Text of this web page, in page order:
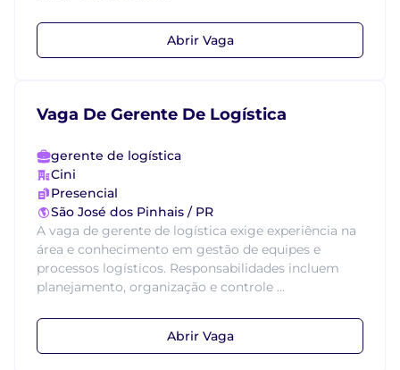
Abrir Vaga
Vaga De Gerente De Logística
gerente de logística
Cini
Presencial
São José dos Pinhais / PR
A vaga de gerente de logística exige experiência na
área e conhecimento em gestão de equipes e
processos logísticos. Responsabilidades incluem
planejamento, organização e controle ...
Abrir Vaga